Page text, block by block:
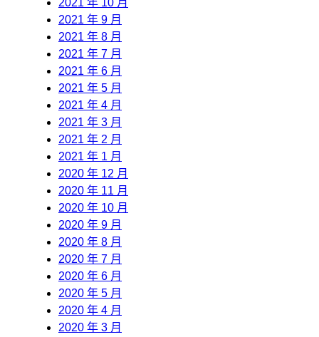
2021 年 9 月
2021 年 8 月
2021 年 7 月
2021 年 6 月
2021 年 5 月
2021 年 4 月
2021 年 3 月
2021 年 2 月
2021 年 1 月
2020 年 12 月
2020 年 11 月
2020 年 10 月
2020 年 9 月
2020 年 8 月
2020 年 7 月
2020 年 6 月
2020 年 5 月
2020 年 4 月
2020 年 3 月